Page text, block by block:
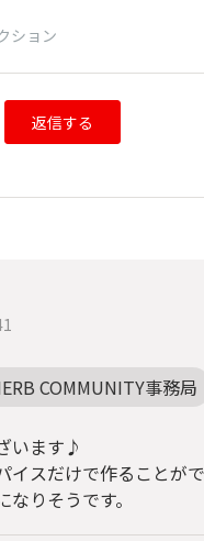
ション
返信する
COMMUNITY事務局
います♪
イスだけで作ることが
りそうです。